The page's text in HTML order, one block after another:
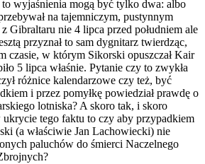
wyjaśnienia mogą być tylko dwa: albo
na tajemniczym, pustynnym
Gibraltaru nie 4 lipca przed południem ale
przyznał to sam dygnitarz twierdząc,
czasie, w którym Sikorski opuszczał Kair
5 lipca właśnie. Pytanie czy to zwykła
różnice kalendarzowe czy też, być
i przez pomyłkę powiedział prawdę o
lotniska? A skoro tak, i skoro
ukrycie tego faktu to czy aby przypadkiem
(a właściwie Jan Lachowiecki) nie
paluchów do śmierci Naczelnego